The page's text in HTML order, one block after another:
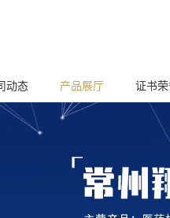
动态 产品展厅 证书